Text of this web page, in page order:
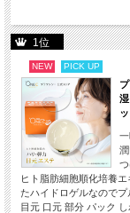
1位
NEW PICK UP
ヒト脂肪細胞順化培養
たハイドロゲルなのでプ
目元 口元 部分 パック